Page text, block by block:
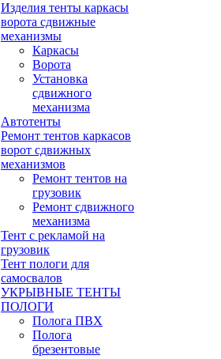
Изделия тенты каркасы
ворота сдвижные
механизмы
Каркасы
Ворота
Установка
сдвижного
механизма
Автотенты
Ремонт тентов каркасов
ворот сдвижных
механизмов
Ремонт тентов на
грузовик
Ремонт сдвижного
механизма
Тент с рекламой на
грузовик
Тент пологи для
самосвалов
УКРЫВНЫЕ ТЕНТЫ
ПОЛОГИ
Полога ПВХ
Полога
брезентовые